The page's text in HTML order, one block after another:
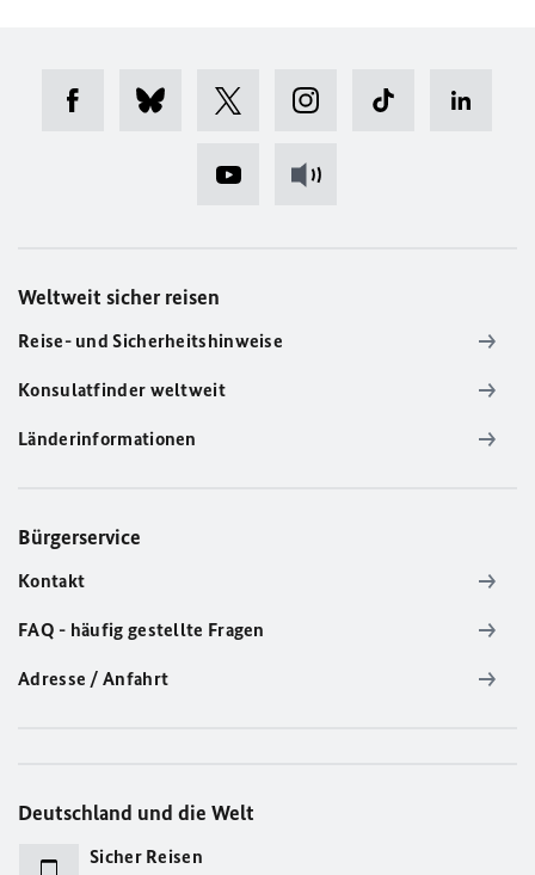
Weltweit sicher reisen
Reise- und Sicherheitshinweise
Konsulatfinder weltweit
Länderinformationen
Bürgerservice
Kontakt
FAQ - häufig gestellte Fragen
Adresse / Anfahrt
Deutschland und die Welt
Sicher Reisen